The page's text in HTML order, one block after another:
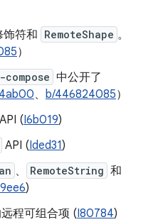
饰符和 RemoteShape 。
）
中公开了
、 b/446824085）
API (I6b019)
API (Ided31)
、 RemoteString 和
)
程可组合项 (I80784)